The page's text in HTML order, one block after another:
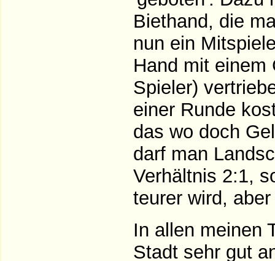
Biethand, die
nun ein
Hand mit einem
Spieler)
einer Runde
das wo doch
darf man
Verhältnis 2:1,
teurer wird,
In allen meinen
Stadt sehr gut